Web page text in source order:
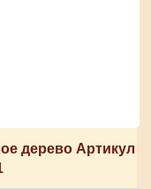
дерево Артикул